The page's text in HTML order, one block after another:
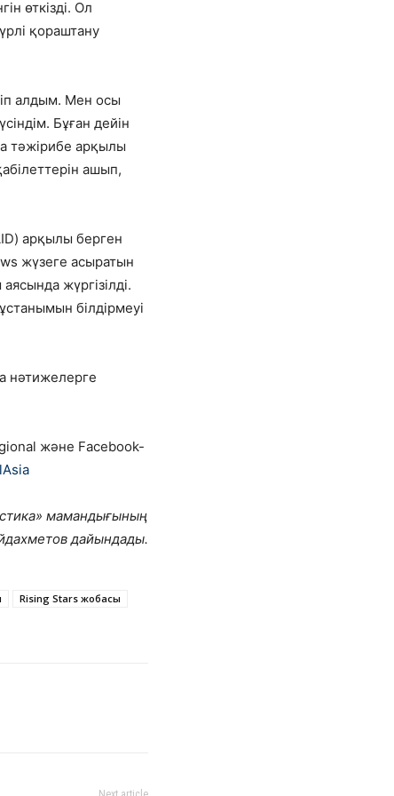
өткізді. Ол
қораштану
алдым. Мен осы
Бұған дейін
тәжірибе арқылы
ашып,
арқылы берген
жүзеге асыратын
жүргізілді.
білдірмеуі
нәтижелерге
және Facebook-
мамандығының
дайындады.
Rising Stars жобасы